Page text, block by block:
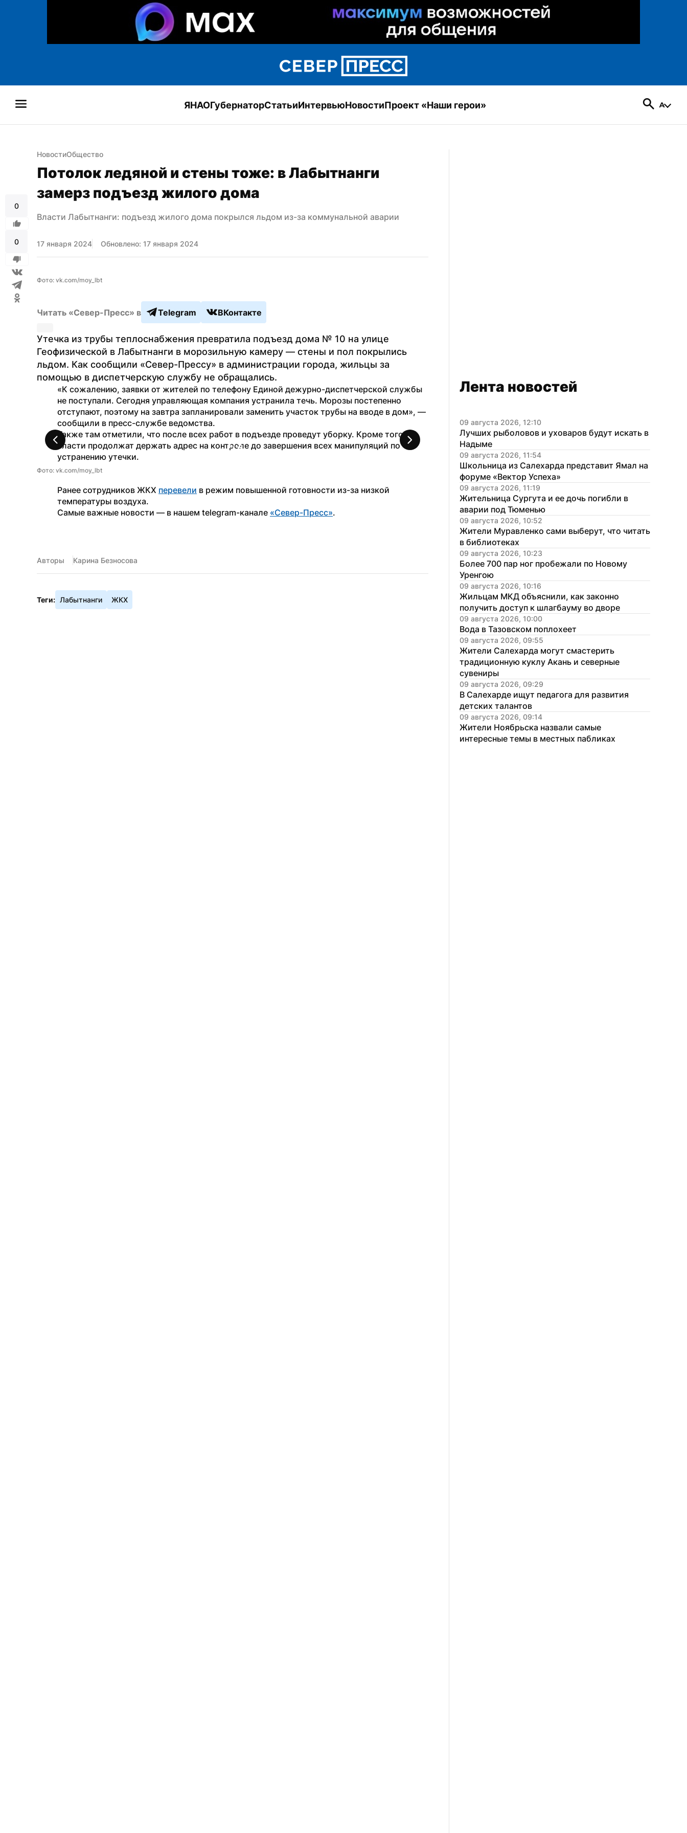
ЯНАОГубернаторСтатьиИнтервьюНовостиПроект «Наши герои»
0
0
НовостиОбщество
Потолок ледяной и стены тоже: в Лабытнанги
замерз подъезд жилого дома
Власти Лабытнанги: подъезд жилого дома покрылся льдом из-за коммунальной аварии
17 января 2024 Обновлено: 17 января 2024
Фото: vk.com/moy_lbt
Читать «Север-Пресс» в Telegram ВКонтакте
Утечка из трубы теплоснабжения превратила подъезд дома № 10 на улице
Геофизической в Лабытнанги в морозильную камеру — стены и пол покрылись
льдом. Как сообщили «Север-Прессу» в администрации города, жильцы за
помощью в диспетчерскую службу не обращались.
«К сожалению, заявки от жителей по телефону Единой дежурно-диспетчерской службы
не поступали. Сегодня управляющая компания устранила течь. Морозы постепенно
отступают, поэтому на завтра запланировали заменить участок трубы на вводе в дом», —
сообщили в пресс-службе ведомства.
Также там отметили, что после всех работ в подъезде проведут уборку. Кроме того,
власти продолжат держать адрес на контроле до завершения всех манипуляций по
устранению утечки.
1 / 2
Фото: vk.com/moy_lbt Фото: vk.com/moy_lbt
Ранее сотрудников ЖКХ перевели в режим повышенной готовности из-за низкой
температуры воздуха.
Самые важные новости — в нашем telegram-канале «Север-Пресс».
Авторы Карина Безносова
Теги: Лабытнанги ЖКХ
Лента новостей
09 августа 2026, 12:10
Лучших рыболовов и уховаров будут искать в
Надыме
09 августа 2026, 11:54
Школьница из Салехарда представит Ямал на
форуме «Вектор Успеха»
09 августа 2026, 11:19
Жительница Сургута и ее дочь погибли в
аварии под Тюменью
09 августа 2026, 10:52
Жители Муравленко сами выберут, что читать
в библиотеках
09 августа 2026, 10:23
Более 700 пар ног пробежали по Новому
Уренгою
09 августа 2026, 10:16
Жильцам МКД объяснили, как законно
получить доступ к шлагбауму во дворе
09 августа 2026, 10:00
Вода в Тазовском поплохеет
09 августа 2026, 09:55
Жители Салехарда могут смастерить
традиционную куклу Акань и северные
сувениры
09 августа 2026, 09:29
В Салехарде ищут педагога для развития
детских талантов
09 августа 2026, 09:14
Жители Ноябрьска назвали самые
интересные темы в местных пабликах